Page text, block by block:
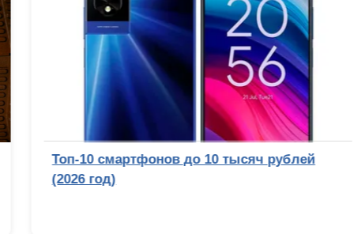
Топ-10 смартфонов до 10 тысяч рублей
(2026 год)